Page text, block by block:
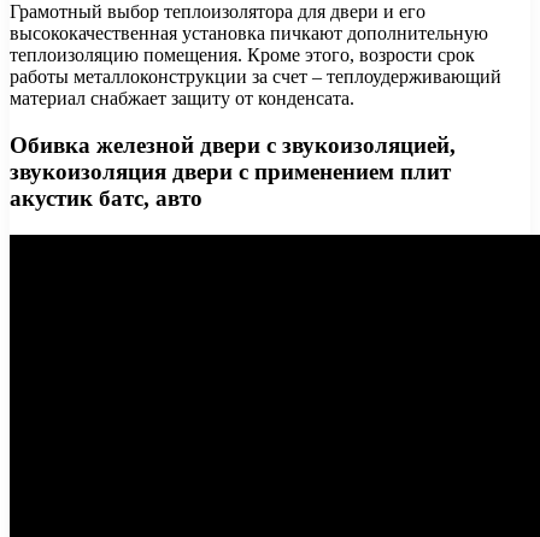
Грамотный выбор теплоизолятора для двери и его
высококачественная установка пичкают дополнительную
теплоизоляцию помещения. Кроме этого, возрости срок
работы металлоконструкции за счет – теплоудерживающий
материал снабжает защиту от конденсата.
Обивка железной двери с звукоизоляцией,
звукоизоляция двери с применением плит
акустик батс, авто